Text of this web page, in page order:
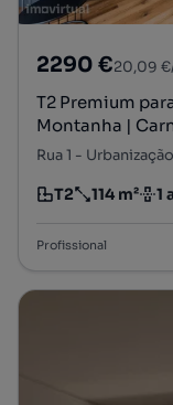
2290 €20,09
T2 Premium
Montanha |
Tipologia
T2
Preço por metro
114 m²
Andar 1
Profissional